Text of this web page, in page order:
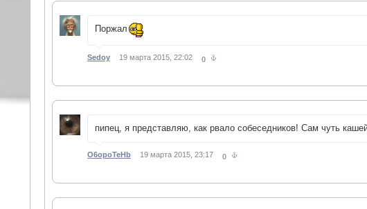
Поржал
Sedoy 19 марта 2015, 22:02 0
пипец, я представляю, как рвало собеседников! Сам чуть
O6opoTeHb 19 марта 2015, 23:17 0